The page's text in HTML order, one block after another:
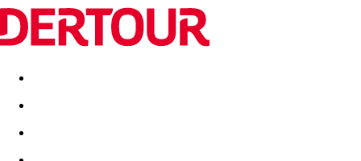
Destinatii Vacanta perfecta OFERTE DE NERATAT